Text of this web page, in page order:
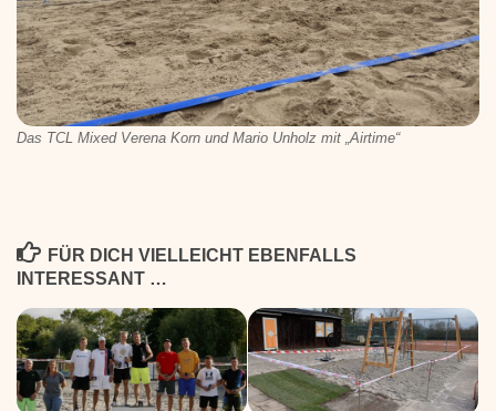
Das TCL Mixed Verena Korn und Mario Unholz mit „Airtime“
FÜR DICH VIELLEICHT EBENFALLS
INTERESSANT …